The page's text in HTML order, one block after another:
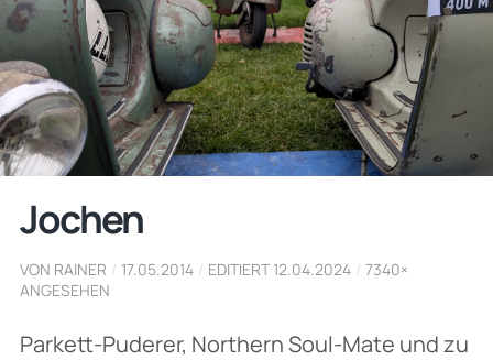
Jochen
VON RAINER / 17.05.2014 / EDITIERT 12.04.2024 / 7340×
ANGESEHEN
Parkett-Puderer, Northern Soul-Mate und zu